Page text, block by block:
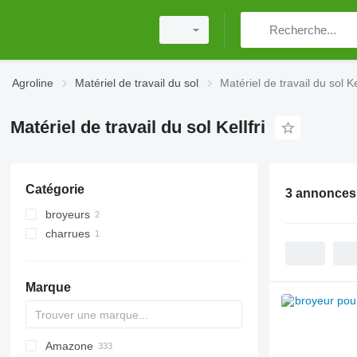
Agroline Matériel de travail du sol Matériel de travail du sol
Matériel de travail du sol Kellfri
Catégorie
broyeurs
broyeurs pour tracteur
charrues
Marque
AS
Multivator
Combiplow
Jaguar
AT30
8
AGD
KM180
FV
Amazone
3